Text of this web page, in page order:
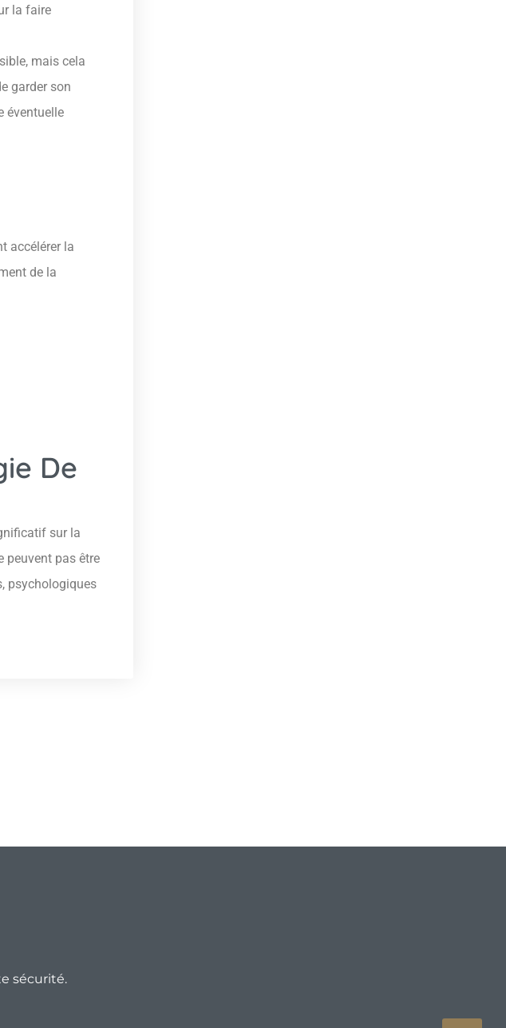
la faire
mais cela
garder son
éventuelle
accélérer la
de la
De
sur la
peuvent pas être
psychologiques
sécurité.